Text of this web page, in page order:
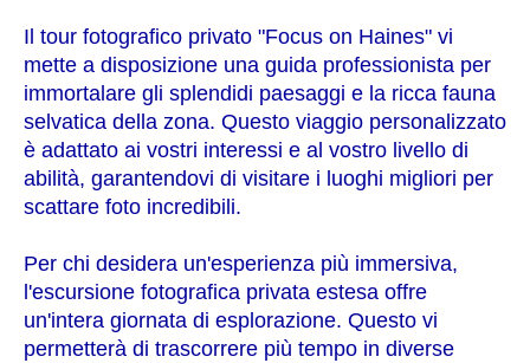
Il tour fotografico privato "Focus on Haines" vi
mette a disposizione una guida professionista per
immortalare gli splendidi paesaggi e la ricca fauna
selvatica della zona. Questo viaggio personalizzato
è adattato ai vostri interessi e al vostro livello di
abilità, garantendovi di visitare i luoghi migliori per
scattare foto incredibili.
Per chi desidera un'esperienza più immersiva,
l'escursione fotografica privata estesa offre
un'intera giornata di esplorazione. Questo vi
permetterà di trascorrere più tempo in diverse